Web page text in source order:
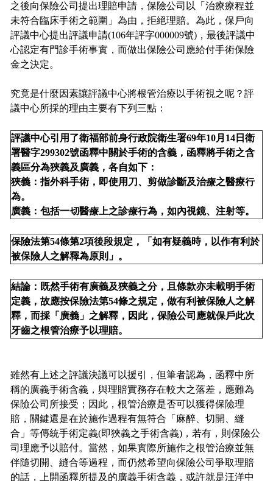
之後向保險公司提出理賠申請，保險公司以「治療療程並
未符合臨床手術之範圍」為由，拒絕理賠。為此，保戶向
評議中心提出評議申請(106年評字000009號)，最後評議中
心認定有門診手術事實，而做出保險公司應給付手術保險
金之決定。
究竟是什麼因素讓評議中心將根管治療以手術視之呢？評
議中心所採的理由主要有下列三點：
評議中心引用了衛福部前身行政院衛生署69年10月14日衛
署醫字299302號函釋中關於手術的含義，函釋將手術之含
義區分為狹義及廣義，各自如下：
狹義：指外科手術，即使用刀、剪做診斷及治療之醫療行
為。
廣義：包括一切醫療上之診療行為，如內視鏡、注射等。
保險法第54條第2項後段規定，「如有疑義時，以作有利於
被保險人之解釋為原則」。
結論：既然手術有廣義及狹義之分，且條款亦未載明手術
定義，故應按保險法第54條之規定，做有利被保險人之解
釋，而採「廣義」之解釋，因此，保險公司應就保戶此次
牙齒之根管治療予以理賠。
雖然有上述之評議決議可以援引，但筆者認為，函釋中所
稱的廣義手術含義，與理賠實務存在較大之落差，應難為
保險公司所接受；因此，根管治療是否可以獲得保險理
賠，關鍵還是在於施作過程有無符合「麻醉、切開、縫
合」等傳統手術定義(即狹義之手術含義)，若有，則保險公
司理應予以賠付。當然，如果實際所施作之根管治療並無
伴隨切開、縫合等過程，而仍然希望向保險公司爭取理賠
的話，上開函釋所提及的廣義手術含義，或許就是汪洋中